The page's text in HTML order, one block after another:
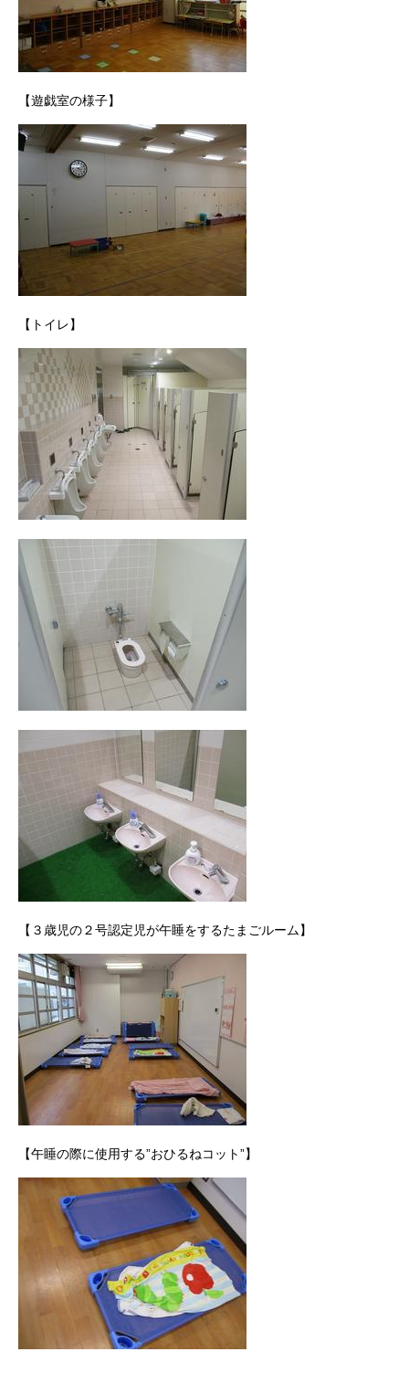
【遊戯室の様子】
【トイレ】
【３歳児の２号認定児が午睡をするたまごルーム】
【午睡の際に使用する”おひるねコット”】